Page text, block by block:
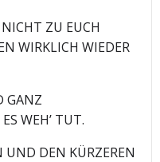
ZU EUCH
WIRKLICH WIEDER
GANZ
WEH’ TUT.
UND DEN KÜRZEREN